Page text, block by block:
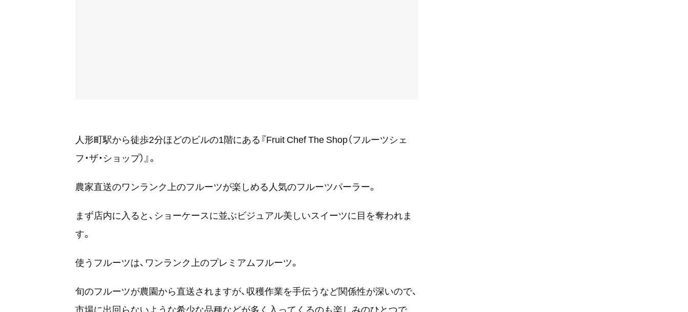
人形町駅から徒歩2分ほどのビルの1階にある『Fruit Chef The Shop（フルーツシェ
フ・ザ・ショップ）』。
農家直送のワンランク上のフルーツが楽しめる人気のフルーツパーラー。
まず店内に入ると、ショーケースに並ぶビジュアル美しいスイーツに目を奪われま
す。
使うフルーツは、ワンランク上のプレミアムフルーツ。
旬のフルーツが農園から直送されますが、収穫作業を手伝うなど関係性が深いので、
市場に出回らないような希少な品種などが多く入ってくるのも楽しみのひとつで